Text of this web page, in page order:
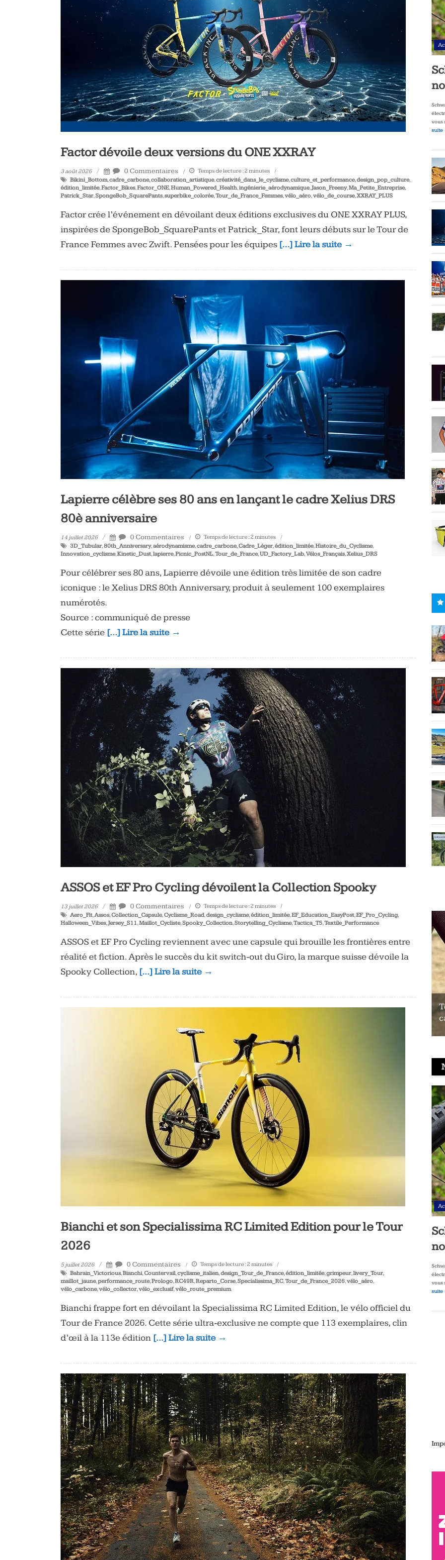
vélo
triathlon
Factor dévoile deux versions du ONE XXRAY
3 août 2026 0 Commentaires Temps de lecture :2 minutes
Bikini_Bottom,cadre_carbone,collaboration_artistique,créativité_dans_le_cyclisme,culture_et_performance,design_pop_culture,
édition_limitée,Factor_Bikes,Factor_ONE,Human_Powered_Health,ingénierie_aérodynamique,Jason_Freeny,Ma_Petite_Entreprise,
Patrick_Star,SpongeBob_SquarePants,superbike_colorée,Tour_de_France_Femmes,vélo_aéro,vélo_de_course,XXRAY_PLUS
Factor crée l’événement en dévoilant deux éditions exclusives du ONE XXRAY PLUS,
inspirées de SpongeBob_SquarePants et Patrick_Star, font leurs débuts sur le Tour de
France Femmes avec Zwift. Pensées pour les équipes […] Lire la suite →
Lapierre célèbre ses 80 ans en lançant le cadre Xelius DRS
80è anniversaire
14 juillet 2026 0 Commentaires Temps de lecture :2 minutes
3D_Tubular,80th_Anniversary,aérodynamisme,cadre_carbone,Cadre_Léger,édition_limitée,Histoire_du_Cyclisme,
Innovation_cyclisme,Kinetic_Dust,lapierre,Picnic_PostNL,Tour_de_France,UD_Factory_Lab,Vélos_Français,Xelius_DRS
Pour célébrer ses 80 ans, Lapierre dévoile une édition très limitée de son cadre
iconique : le Xelius DRS 80th Anniversary, produit à seulement 100 exemplaires
numérotés.
Source : communiqué de presse
Cette série […] Lire la suite →
ASSOS et EF Pro Cycling dévoilent la Collection Spooky
13 juillet 2026 0 Commentaires Temps de lecture :2 minutes
Aero_Fit,Assos,Collection_Capsule,Cyclisme_Road,design_cyclisme,édition_limitée,EF_Education_EasyPost,EF_Pro_Cycling,
Halloween_Vibes,Jersey_S11,Maillot_Cycliste,Spooky_Collection,Storytelling_Cyclisme,Tactica_T5,Textile_Performance
ASSOS et EF Pro Cycling reviennent avec une capsule qui brouille les frontières entre
réalité et fiction. Après le succès du kit switch-out du Giro, la marque suisse dévoile la
Spooky Collection, […] Lire la suite →
Bianchi et son Specialissima RC Limited Edition pour le Tour
2026
5 juillet 2026 0 Commentaires Temps de lecture :2 minutes
Bahrain_Victorious,Bianchi,Countervail,cyclisme_italien,design_Tour_de_France,édition_limitée,grimpeur,livery_Tour,
maillot_jaune,performance_route,Prologo,RC49R,Reparto_Corse,Specialissima_RC,Tour_de_France_2026,vélo_aéro,
vélo_carbone,vélo_collector,vélo_exclusif,vélo_route_premium
Bianchi frappe fort en dévoilant la Specialissima RC Limited Edition, le vélo officiel du
Tour de France 2026. Cette série ultra‑exclusive ne compte que 113 exemplaires, clin
d’œil à la 113e édition […] Lire la suite →
vous
suite
Test du Coospo HW9 : un brassard
vous
suite